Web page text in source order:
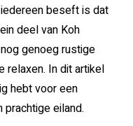
beseft is dat
deel van Koh
genoeg rustige
relaxen. In dit artikel
hebt voor een
eiland.